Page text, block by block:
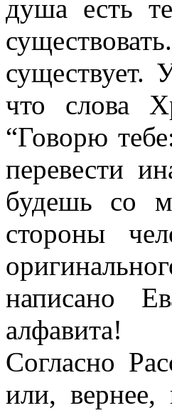
душа есть
существует.
что слова
“Говорю
перевести
будешь со
стороны
написано
алфавита!
Согласно
или, вернее,